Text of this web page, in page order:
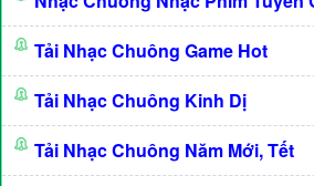
Tải Nhạc Chuông Game Hot
Tải Nhạc Chuông Kinh Dị
Tải Nhạc Chuông Năm Mới, Tết